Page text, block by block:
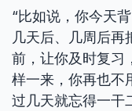
“比如说，你今天
几天后、几周后
前，让你及时复习
样一来，你再也不
过几天就忘得一干